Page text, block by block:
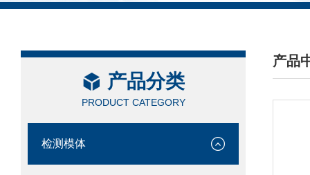
产品分类
PRODUCT CATEGORY
检测模体
产品
/